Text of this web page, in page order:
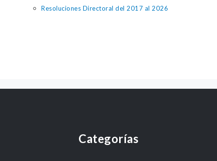
Resoluciones Directoral del 2017 al 2026
Categorías